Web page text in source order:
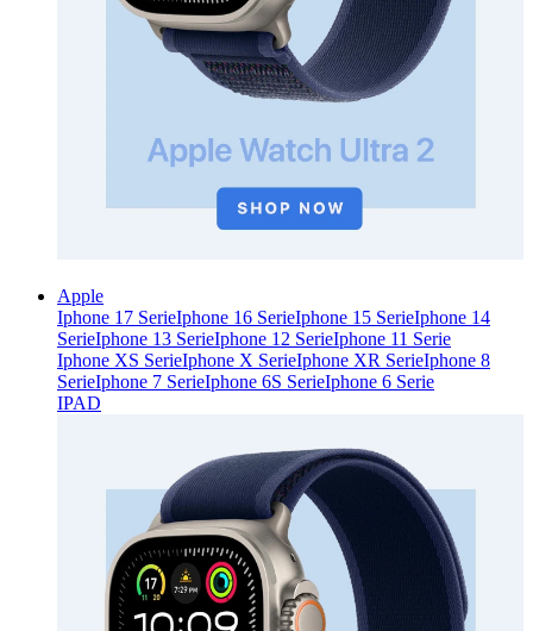
Apple
Iphone 17 SerieIphone 16 SerieIphone 15 SerieIphone 14
SerieIphone 13 SerieIphone 12 SerieIphone 11 Serie
Iphone XS SerieIphone X SerieIphone XR SerieIphone 8
SerieIphone 7 SerieIphone 6S SerieIphone 6 Serie
IPAD